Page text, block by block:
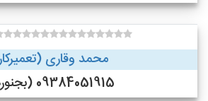
محمد وقاری (تعمیرکار)
09384051915 (بجنورد )